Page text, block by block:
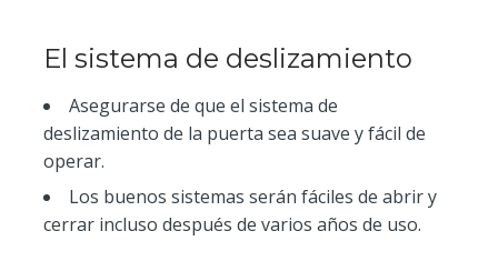
El sistema de deslizamiento
Asegurarse de que el sistema de
deslizamiento de la puerta sea suave y fácil de
operar.
Los buenos sistemas serán fáciles de abrir y
cerrar incluso después de varios años de uso.